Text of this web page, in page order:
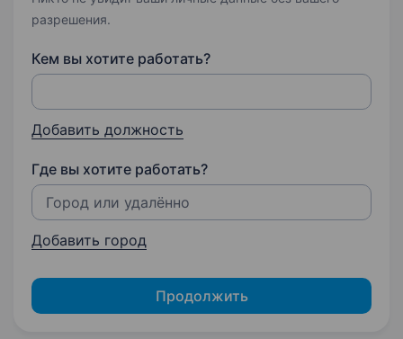
разрешения.
Кем вы хотите работать?
Добавить должность
Где вы хотите работать?
Добавить город
Продолжить